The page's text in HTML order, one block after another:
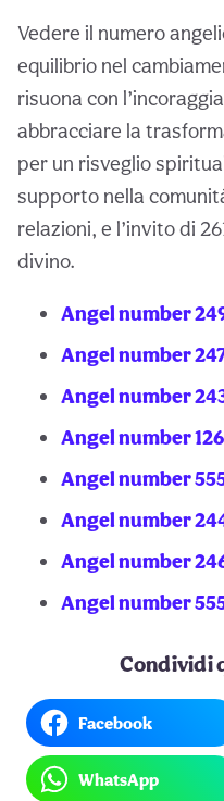
Vedere il numero
equilibrio nel
risuona con
abbracciare la
per un risveglio
supporto nella
relazioni, e l’invito di
divino.
Angel number
Angel number
Angel number
Angel number 126
Angel number
Angel number
Angel number
Angel number
Condividi
Facebook
WhatsApp